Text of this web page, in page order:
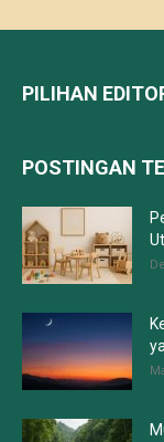
PILIHAN
POSTINGAN